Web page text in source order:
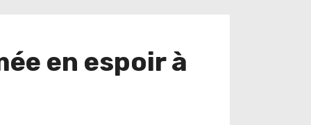
en espoir à